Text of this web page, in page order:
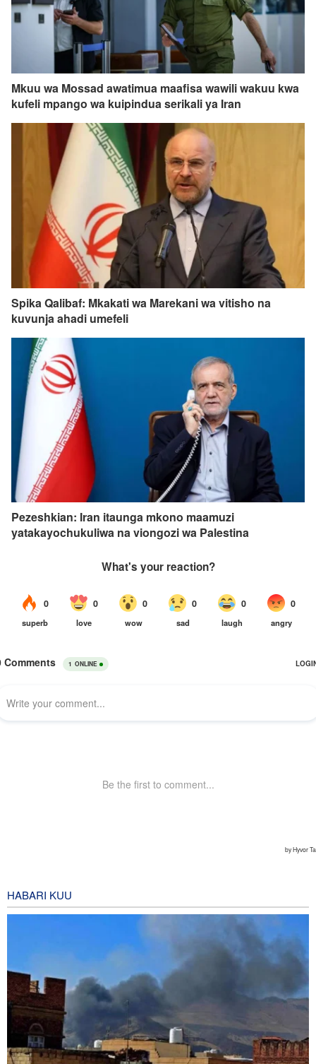
Mkuu wa Mossad awatimua maafisa wawili wakuu kwa
kufeli mpango wa kuipindua serikali ya Iran
Spika Qalibaf: Mkakati wa Marekani wa vitisho na
kuvunja ahadi umefeli
Pezeshkian: Iran itaunga mkono maamuzi
yatakayochukuliwa na viongozi wa Palestina
HABARI KUU